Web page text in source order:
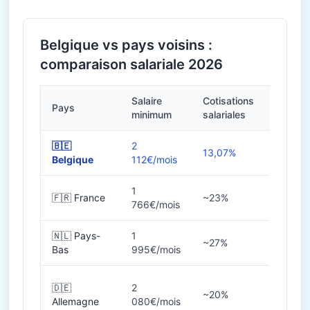
Belgique vs pays voisins :
comparaison salariale 2026
Pays
Salaire
minimum
Cotisations
salariales
🇧🇪
Belgique
2
112€/mois
13,07%
🇫🇷 France
1
766€/mois
~23%
🇳🇱 Pays-
Bas
1
995€/mois
~27%
🇩🇪
Allemagne
2
080€/mois
~20%